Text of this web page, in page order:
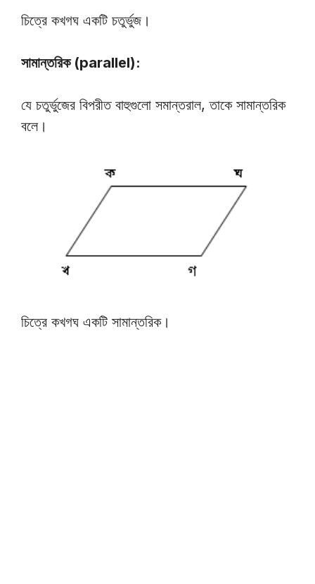
চিত্রে কখগঘ একটি চতুর্ভুজ।
সামান্তরিক (parallel):
যে চতুর্ভুজের বিপরীত বাহুগুলো সমান্তরাল, তাকে সামান্তরিক
বলে।
চিত্রে কখগঘ একটি সামান্তরিক।